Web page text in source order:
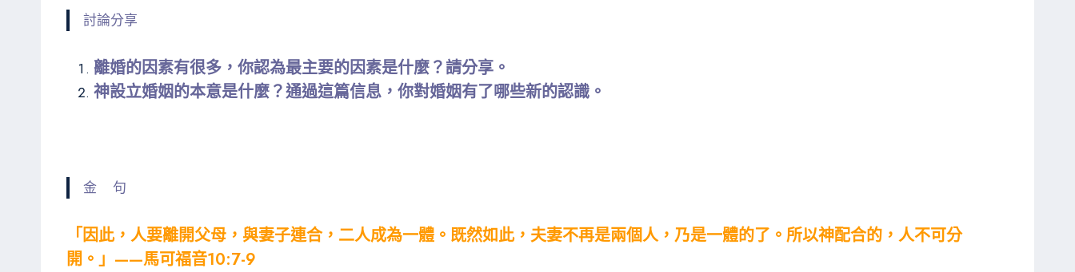
討論分享
離婚的因素有很多，你認為最主要的因素是什麼？請分享。
神設立婚姻的本意是什麼？通過這篇信息，你對婚姻有了哪些新的認識。
金 句
「因此，人要離開父母，與妻子連合，二人成為一體。既然如此，夫妻不再是兩個人，乃是一體的了。所以神配合的，人不可分
開。」——馬可福音10:7-9